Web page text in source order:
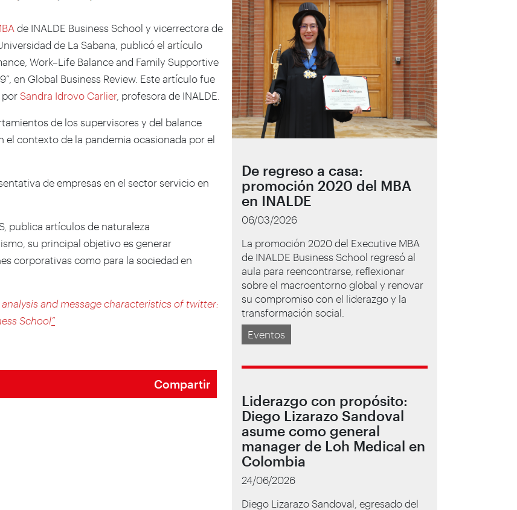
de INALDE Business School y vicerrectora de
de La Sabana, publicó el artículo
Work–Life Balance and Family Supportive
en Global Business Review. Este artículo fue
por Sandra Idrovo Carlier, profesora de INALDE.
de los supervisores y del balance
contexto de la pandemia ocasionada por el
de empresas en el sector servicio en
publica artículos de naturaleza
su principal objetivo es generar
corporativas como para la sociedad en
and message characteristics of twitter:
School”
Compartir
De regreso a casa:
promoción 2020 del MBA
en INALDE
06/03/2026
La promoción 2020 del Executive MBA
de INALDE Business School regresó al
aula para reencontrarse, reflexionar
sobre el macroentorno global y renovar
su compromiso con el liderazgo y la
transformación social.
Eventos
Liderazgo con propósito:
Diego Lizarazo Sandoval
asume como general
manager de Loh Medical en
Colombia
24/06/2026
Diego Lizarazo Sandoval, egresado del